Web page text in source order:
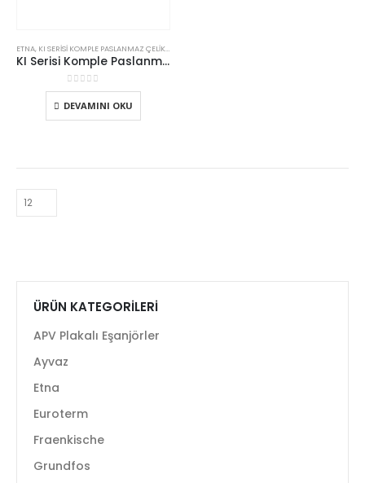
ETNA, KI SERISI KOMPLE PASLANMAZ ÇELIK HIDROFORLAR
KI Serisi Komple Paslanmaz Çelik Hidroforlar
05 üzerinden
DEVAMINI OKU
ÜRÜN KATEGORILERI
APV Plakalı Eşanjörler
Ayvaz
Etna
Euroterm
Fraenkische
Grundfos